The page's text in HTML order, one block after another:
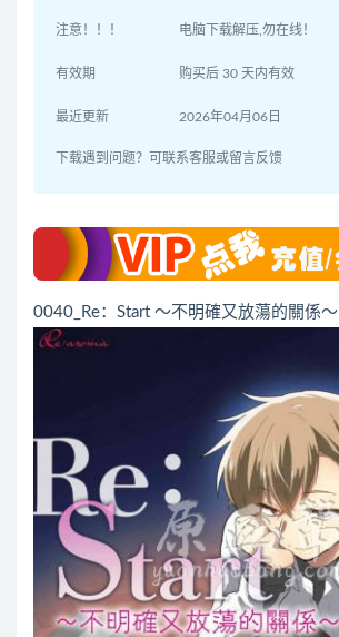
注意！！！ 电脑下载解压,勿在线！
有效期 购买后 30 天内有效
最近更新 2026年04月06日
下载遇到问题？可联系客服或留言反馈
0040_Re：Start ～不明確又放蕩的關係～